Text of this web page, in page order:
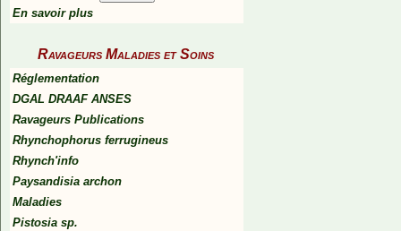
En savoir plus
Ravageurs Maladies et Soins
Réglementation
DGAL DRAAF ANSES
Ravageurs Publications
Rhynchophorus ferrugineus
Rhynch'info
Paysandisia archon
Maladies
Pistosia sp.